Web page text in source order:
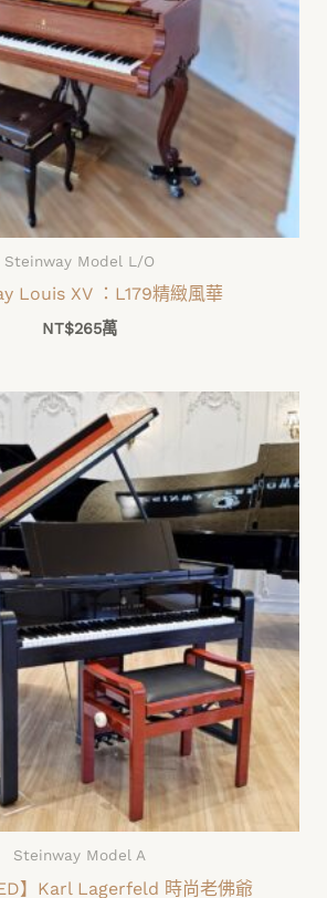
Steinway Model L/O
Louis XV ：L179精緻風華
NT$265萬
Steinway Model A
】Karl Lagerfeld 時尚老佛爺